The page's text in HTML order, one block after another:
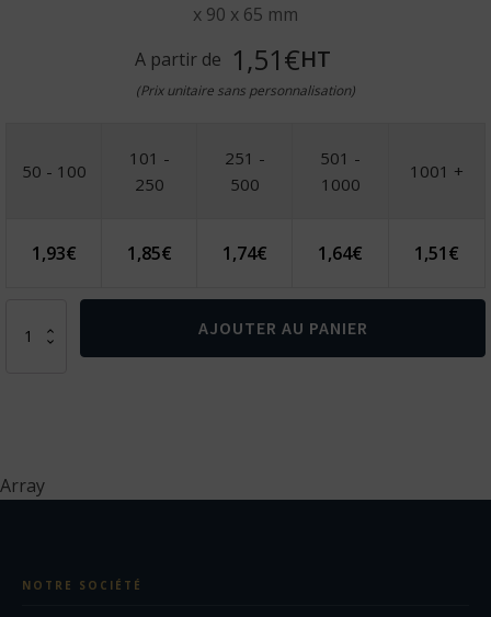
x 90 x 65 mm
A partir de 1,51€HT
(Prix unitaire sans personnalisation)
50 - 100
101 -
250
251 -
500
501 -
1000
1001 +
1,93€ 1,85€ 1,74€ 1,64€ 1,51€
AJOUTER AU PANIER
Array
NOTRE SOCIÉTÉ